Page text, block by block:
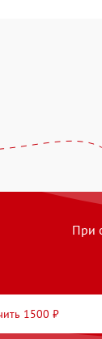
При
1500 ₽